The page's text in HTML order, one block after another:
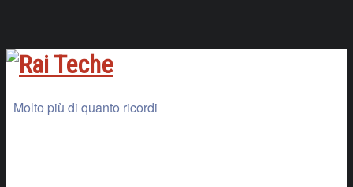
Molto più di quanto ricordi